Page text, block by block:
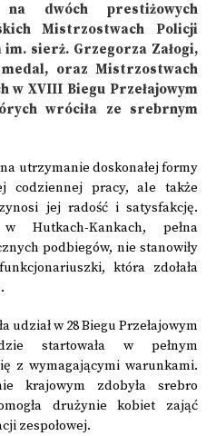
na dwóch prestiżowych
Mistrzostwach Policji
im. sierż. Grzegorza Załogi,
oraz Mistrzostwach
w XVIII Biegu Przełajowym
wróciła ze srebrnym
utrzymanie doskonałej formy
codziennej pracy, ale także
jej radość i satysfakcję.
Kankach, pełna
podbiegów, nie stanowiły
która zdołała
udział w 28 Biegu Przełajowym
startowała w pełnym
z wymagającymi warunkami.
krajowym zdobyła srebro
drużynie kobiet zająć
zespołowej.